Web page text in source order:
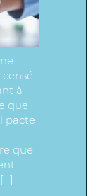
censé
à
que
pacte
que